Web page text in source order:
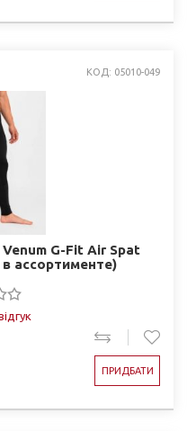
КОД: 05010-049
G-Fit Air Spat
ассортименте)
ПРИДБАТИ